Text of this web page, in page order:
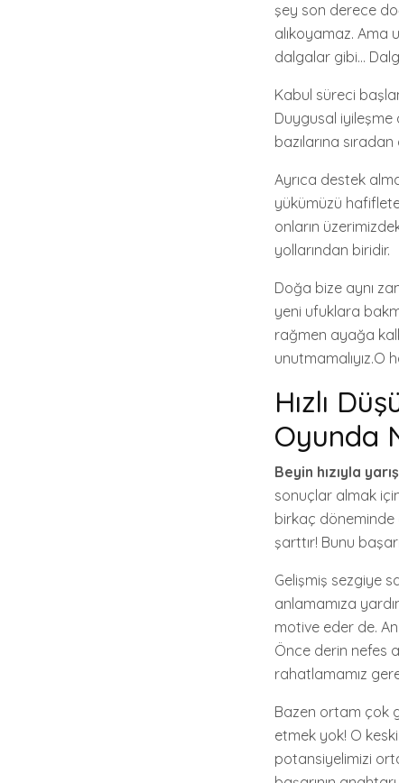
şey son derece
alıkoyamaz. Ama
dalgalar gibi…
Kabul süreci
Duygusal iyileşme
bazılarına
Ayrıca destek
yükümüzü
onların
yollarından biridir.
Doğa bize aynı
yeni ufuklara
rağmen ayağa
unutmamalıyız.O
Hızlı
Oyunda
Beyin hızıyla
sonuçlar almak
birkaç
şarttır! Bunu
Gelişmiş sezgiye
anlamamıza
motive eder de.
Önce derin nefes
rahatlamamız
Bazen ortam çok
etmek yok! O
potansiyelimizi